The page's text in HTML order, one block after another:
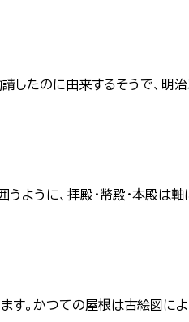
したのに由来するそうで、明
ように、拝殿・幣殿・本殿は軸
す。かつての屋根は古絵図に